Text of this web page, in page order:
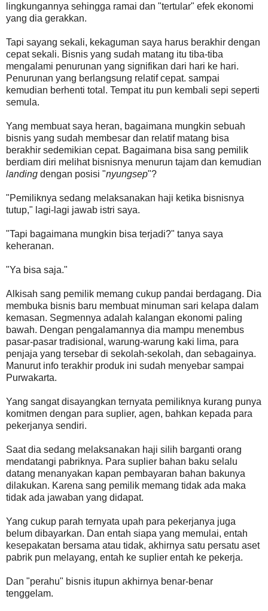
lingkungannya sehingga ramai dan "tertular" efek ekonomi
yang dia gerakkan.
Tapi sayang sekali, kekaguman saya harus berakhir dengan
cepat sekali. Bisnis yang sudah matang itu tiba-tiba
mengalami penurunan yang signifikan dari hari ke hari.
Penurunan yang berlangsung relatif cepat. sampai
kemudian berhenti total. Tempat itu pun kembali sepi seperti
semula.
Yang membuat saya heran, bagaimana mungkin sebuah
bisnis yang sudah membesar dan relatif matang bisa
berakhir sedemikian cepat. Bagaimana bisa sang pemilik
berdiam diri melihat bisnisnya menurun tajam dan kemudian
landing dengan posisi "nyungsep"?
"Pemiliknya sedang melaksanakan haji ketika bisnisnya
tutup," lagi-lagi jawab istri saya.
"Tapi bagaimana mungkin bisa terjadi?" tanya saya
keheranan.
"Ya bisa saja."
Alkisah sang pemilik memang cukup pandai berdagang. Dia
membuka bisnis baru membuat minuman sari kelapa dalam
kemasan. Segmennya adalah kalangan ekonomi paling
bawah. Dengan pengalamannya dia mampu menembus
pasar-pasar tradisional, warung-warung kaki lima, para
penjaja yang tersebar di sekolah-sekolah, dan sebagainya.
Manurut info terakhir produk ini sudah menyebar sampai
Purwakarta.
Yang sangat disayangkan ternyata pemiliknya kurang punya
komitmen dengan para suplier, agen, bahkan kepada para
pekerjanya sendiri.
Saat dia sedang melaksanakan haji silih barganti orang
mendatangi pabriknya. Para suplier bahan baku selalu
datang menanyakan kapan pembayaran bahan bakunya
dilakukan. Karena sang pemilik memang tidak ada maka
tidak ada jawaban yang didapat.
Yang cukup parah ternyata upah para pekerjanya juga
belum dibayarkan. Dan entah siapa yang memulai, entah
kesepakatan bersama atau tidak, akhirnya satu persatu aset
pabrik pun melayang, entah ke suplier entah ke pekerja.
Dan "perahu" bisnis itupun akhirnya benar-benar
tenggelam.